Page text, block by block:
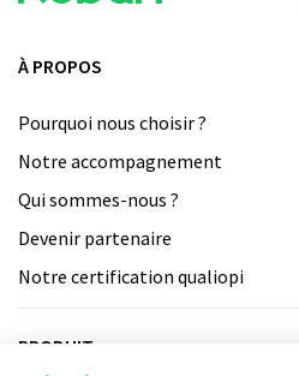
À PROPOS
Pourquoi nous choisir ?
Notre accompagnement
Qui sommes-nous ?
Devenir partenaire
Notre certification qualiopi
PRODUIT